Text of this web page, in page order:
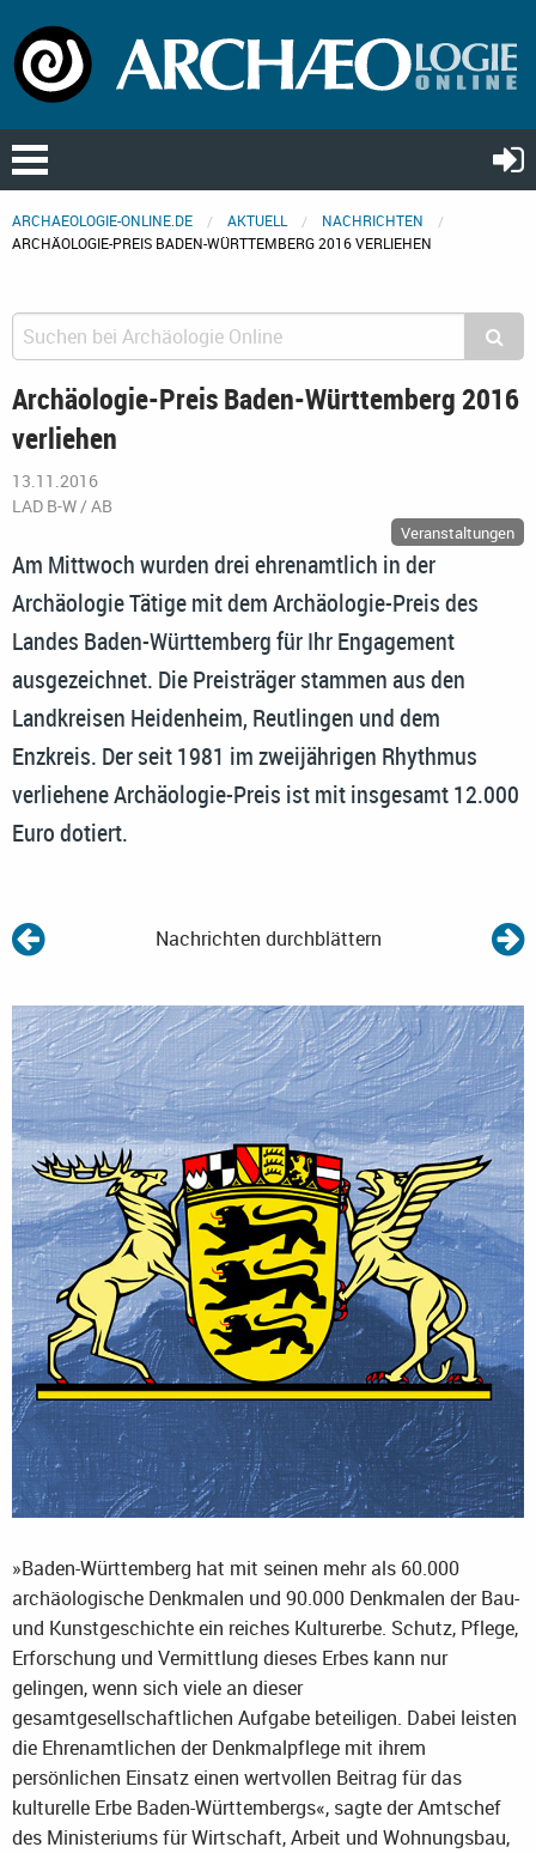
ARCHAEOLOGIE-ONLINE.DE AKTUELL
NACHRICHTEN
ARCHÄOLOGIE-PREIS BADEN-WÜRTTEMBERG 2016 VERLIEHEN
Archäologie-Preis Baden-Württemberg 2016
verliehen
13.11.2016
LAD B-W / AB
Veranstaltungen
Am Mittwoch wurden drei ehrenamtlich in der
Archäologie Tätige mit dem Archäologie-Preis des
Landes Baden-Württemberg für Ihr Engagement
ausgezeichnet. Die Preisträger stammen aus den
Landkreisen Heidenheim, Reutlingen und dem
Enzkreis. Der seit 1981 im zweijährigen Rhythmus
verliehene Archäologie-Preis ist mit insgesamt 12.000
Euro dotiert.
Nachrichten durchblättern
»Baden-Württemberg hat mit seinen mehr als 60.000
archäologische Denkmalen und 90.000 Denkmalen der Bau-
und Kunstgeschichte ein reiches Kulturerbe. Schutz, Pflege,
Erforschung und Vermittlung dieses Erbes kann nur
gelingen, wenn sich viele an dieser
gesamtgesellschaftlichen Aufgabe beteiligen. Dabei leisten
die Ehrenamtlichen der Denkmalpflege mit ihrem
persönlichen Einsatz einen wertvollen Beitrag für das
kulturelle Erbe Baden-Württembergs«, sagte der Amtschef
des Ministeriums für Wirtschaft, Arbeit und Wohnungsbau,